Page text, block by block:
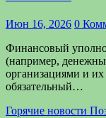
Июн 16, 2026 0
Финансовый
(например,
организациями и
обязательный…
Горячие новости